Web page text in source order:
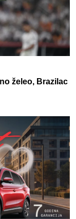
želeo, Brazilac